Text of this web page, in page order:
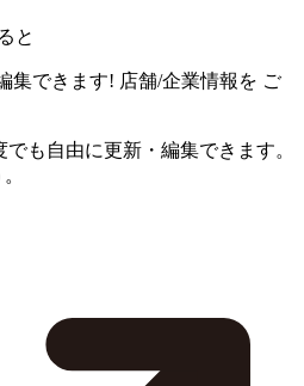
と
集できます! 店舗/企業情報を ご
も自由に更新・編集できます。